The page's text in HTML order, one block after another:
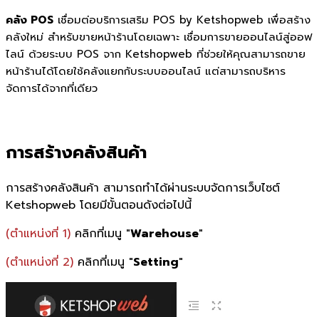
คลัง POS เชื่อมต่อบริการเสริม POS by Ketshopweb เพื่อสร้าง
คลังใหม่ สำหรับขายหน้าร้านโดยเฉพาะ เชื่อมการขายออนไลน์สู่ออฟ
ไลน์ ด้วยระบบ POS จาก Ketshopweb ที่ช่วยให้คุณสามารถขาย
หน้าร้านได้โดยใช้คลังแยกกับระบบออนไลน์ แต่สามารถบริหาร
จัดการได้จากที่เดียว
การสร้างคลังสินค้า
การสร้างคลังสินค้า สามารถทำได้ผ่านระบบจัดการเว็บไซต์
Ketshopweb โดยมีขั้นตอนดังต่อไปนี้
(ตำแหน่งที่ 1) คลิกที่เมนู "Warehouse"
(ตำแหน่งที่ 2) คลิกที่เมนู "Setting"